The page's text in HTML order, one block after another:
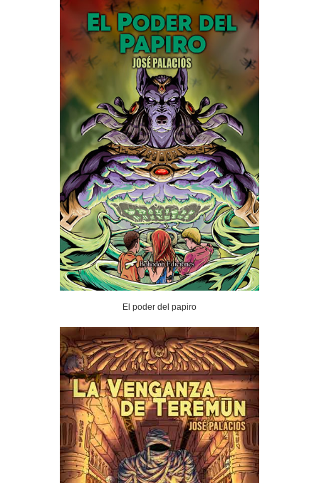
El poder del papiro